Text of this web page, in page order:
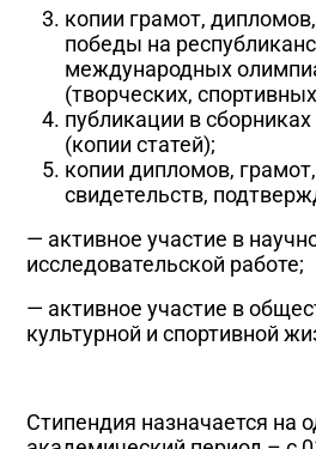
копии грамот,
победы на
международных
(творческих,
публикации в
(копии статей);
копии дипломов,
свидетельств,
— активное участие в
исследовательской работе;
— активное участие в
культурной и спортивной
Стипендия назначается на